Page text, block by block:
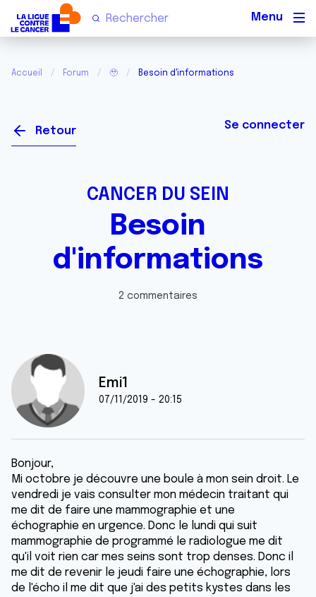
Accueil Forum 🥹 Besoin d'informations
Retour Se connecter
CANCER DU SEIN
Besoin
d'informations
2 commentaires
Emi1
07/11/2019 - 20:15
Bonjour,
Mi octobre je découvre une boule à mon sein droit. Le
vendredi je vais consulter mon médecin traitant qui
me dit de faire une mammographie et une
échographie en urgence. Donc le lundi qui suit
mammographie de programmé le radiologue me dit
qu'il voit rien car mes seins sont trop denses. Donc il
me dit de revenir le jeudi faire une échographie, lors
de l'écho il me dit que j'ai des petits kystes dans les